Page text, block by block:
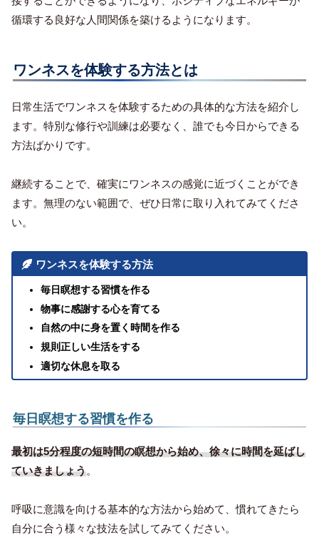
循環する良好な人間関係を築けるようになります。
ワンネスを体験する方法とは
日常生活でワンネスを体験するための具体的な方法を紹介し
ます。特別な修行や訓練は必要なく、誰でも今日からできる
方法ばかりです。
継続することで、確実にワンネスの感覚に近づくことができ
ます。無理のない範囲で、ぜひ日常に取り入れてみてくださ
い。
ワンネスを体験する方法
毎日瞑想する習慣を作る
物事に感謝する心を育てる
自然の中に身を置く時間を作る
規則正しい生活をする
適切な休息を取る
毎日瞑想する習慣を作る
最初は5分程度の短時間の瞑想から始め、徐々に時間を延ばし
ていきましょう。
呼吸に意識を向ける基本的な方法から始めて、慣れてきたら
自分に合う様々な技法を試してみてください。